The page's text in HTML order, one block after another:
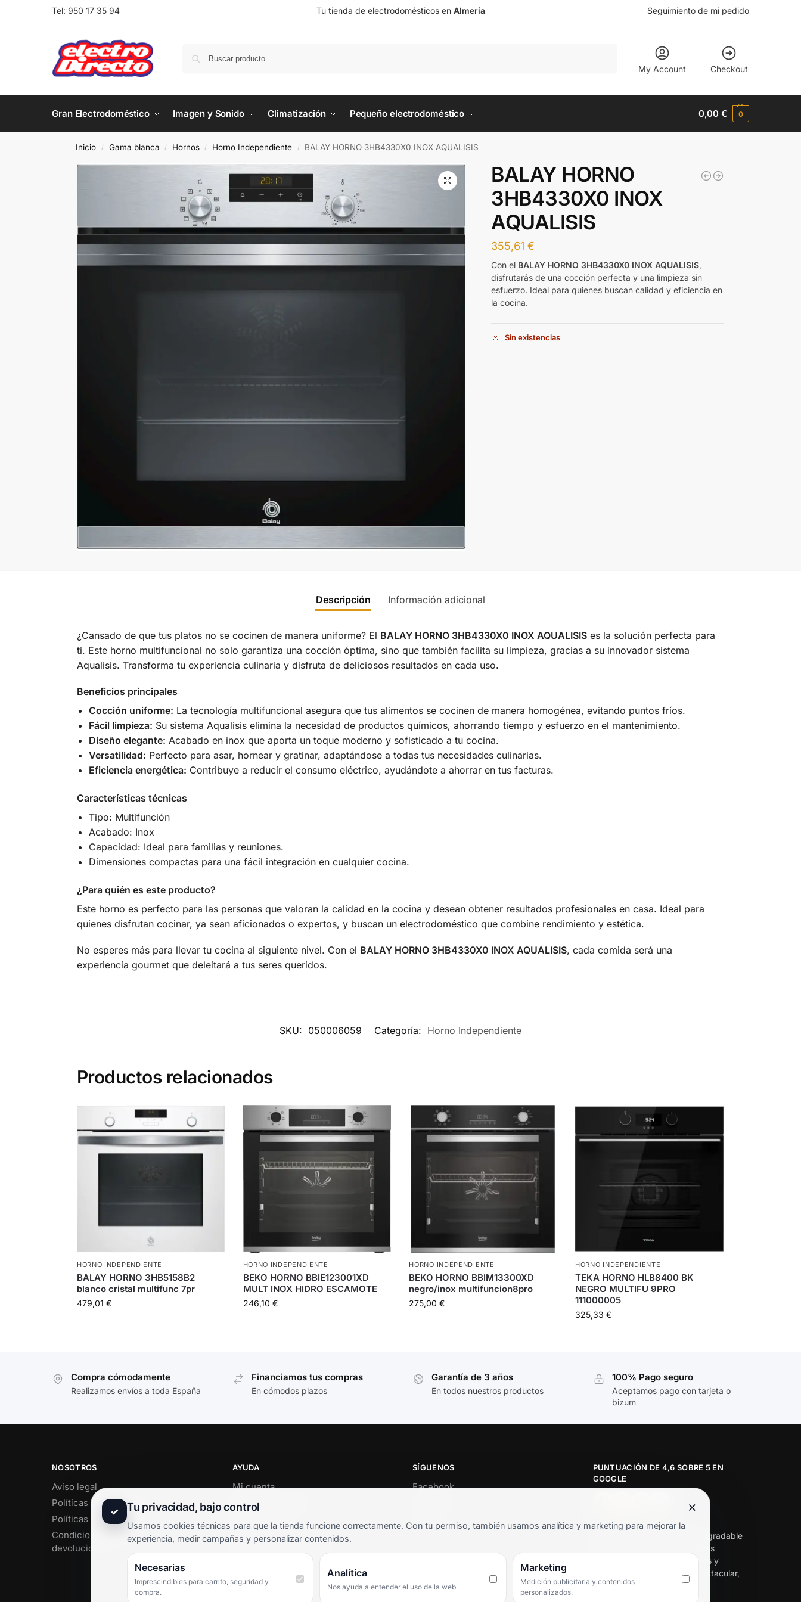
Tel: 950 17 35 94 Tu tienda de electrodomésticos en Almería Seguimiento de mi pedido
My Account Checkout
Gran Electrodoméstico Imagen y Sonido Climatización Pequeño electrodoméstico 0,00€ 0
Inicio / Gama blanca / Hornos / Horno Independiente / BALAY HORNO 3HB4330X0 INOX AQUALISIS
BALAY HORNO
3HB4330X0 INOX
AQUALISIS
355,61€
Con el BALAY HORNO 3HB4330X0 INOX AQUALISIS,
disfrutarás de una cocción perfecta y una limpieza sin
esfuerzo. Ideal para quienes buscan calidad y eficiencia en
la cocina.
Sin existencias
Descripción Información adicional
¿Cansado de que tus platos no se cocinen de manera uniforme? El BALAY HORNO 3HB4330X0 INOX AQUALISISes la solución perfecta para
ti. Este horno multifuncional no solo garantiza una cocción óptima, sino que también facilita su limpieza, gracias a su innovador sistema
Aqualisis. Transforma tu experiencia culinaria y disfruta de deliciosos resultados en cada uso.
Beneficios principales
Cocción uniforme: La tecnología multifuncional asegura que tus alimentos se cocinen de manera homogénea, evitando puntos fríos.
Fácil limpieza: Su sistema Aqualisis elimina la necesidad de productos químicos, ahorrando tiempo y esfuerzo en el mantenimiento.
Diseño elegante: Acabado en inox que aporta un toque moderno y sofisticado a tu cocina.
Versatilidad: Perfecto para asar, hornear y gratinar, adaptándose a todas tus necesidades culinarias.
Eficiencia energética: Contribuye a reducir el consumo eléctrico, ayudándote a ahorrar en tus facturas.
Características técnicas
Tipo: Multifunción
Acabado: Inox
Capacidad: Ideal para familias y reuniones.
Dimensiones compactas para una fácil integración en cualquier cocina.
¿Para quién es este producto?
Este horno es perfecto para las personas que valoran la calidad en la cocina y desean obtener resultados profesionales en casa. Ideal para
quienes disfrutan cocinar, ya sean aficionados o expertos, y buscan un electrodoméstico que combine rendimiento y estética.
No esperes más para llevar tu cocina al siguiente nivel. Con el BALAY HORNO 3HB4330X0 INOX AQUALISIS, cada comida será una
experiencia gourmet que deleitará a tus seres queridos.
SKU: 050006059 Categoría: Horno Independiente
Productos relacionados
HORNO INDEPENDIENTE
BALAY HORNO 3HB5158B2
blanco cristal multifunc 7pr
479,01 €
HORNO INDEPENDIENTE
BEKO HORNO BBIE123001XD
MULT INOX HIDRO ESCAMOTE
246,10 €
HORNO INDEPENDIENTE
BEKO HORNO BBIM13300XD
negro/inox multifuncion8pro
275,00€
HORNO INDEPENDIENTE
TEKA HORNO HLB8400 BK
NEGRO MULTIFU 9PRO
111000005
325,33€
Compra cómodamente
Realizamos envíos a toda España
Financiamos tus compras
En cómodos plazos
Garantía de 3 años
En todos nuestros productos
100% Pago seguro
Aceptamos pago con tarjeta o
bizum
NOSOTROS
Aviso legal
Políticas de privacidad
Políticas de cookies
Condiciones de envío y
devoluciones
AYUDA
Mi cuenta
Soporte al cliente
Términos y condiciones
Preguntas frecuentes
SÍGUENOS
Facebook
PUNTUACIÓN DE 4,6 SOBRE 5 EN
GOOGLE
★★★★★
«Servicio de calidad y trato agradable
con precios excelentes. Hemos
comprado en varias ocasiones y
siempre dan respuesta. Espectacular,
servicio de 10.»
✓ Tu privacidad, bajo control ×
Usamos cookies técnicas para que la tienda funcione correctamente. Con tu permiso, también usamos analítica y marketing para mejorar la
experiencia, medir campañas y personalizar contenidos.
Necesarias
Imprescindibles para carrito, seguridad y
compra.
Analítica
Nos ayuda a entender el uso de la web.
Marketing
Medición publicitaria y contenidos
personalizados.